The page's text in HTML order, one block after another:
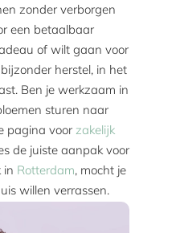
zonder verborgen
een betaalbaar
of wilt gaan voor
herstel, in het
Ben je werkzaam in
sturen naar
pagina voor zakelijk
de juiste aanpak voor
in Rotterdam, mocht je
willen verrassen.